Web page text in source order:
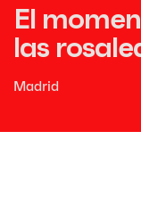
El
las
Madrid